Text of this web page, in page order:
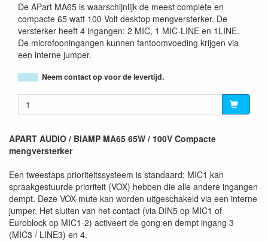
De APart MA65 is waarschijnlijk de meest complete en
compacte 65 watt 100 Volt desktop mengversterker. De
versterker heeft 4 ingangen: 2 MIC, 1 MIC-LINE en 1LINE.
De microfooningangen kunnen fantoomvoeding krijgen via
een interne jumper.
Neem contact op voor de levertijd.
APART AUDIO / BIAMP MA65 65W / 100V Compacte
mengversterker
Een tweestaps prioriteitssysteem is standaard: MIC1 kan
spraakgestuurde prioriteit (VOX) hebben die alle andere ingangen
dempt. Deze VOX-mute kan worden uitgeschakeld via een interne
jumper. Het sluiten van het contact (via DIN5 op MIC1 of
Euroblock op MIC1-2) activeert de gong en dempt ingang 3
(MIC3 / LINE3) en 4.